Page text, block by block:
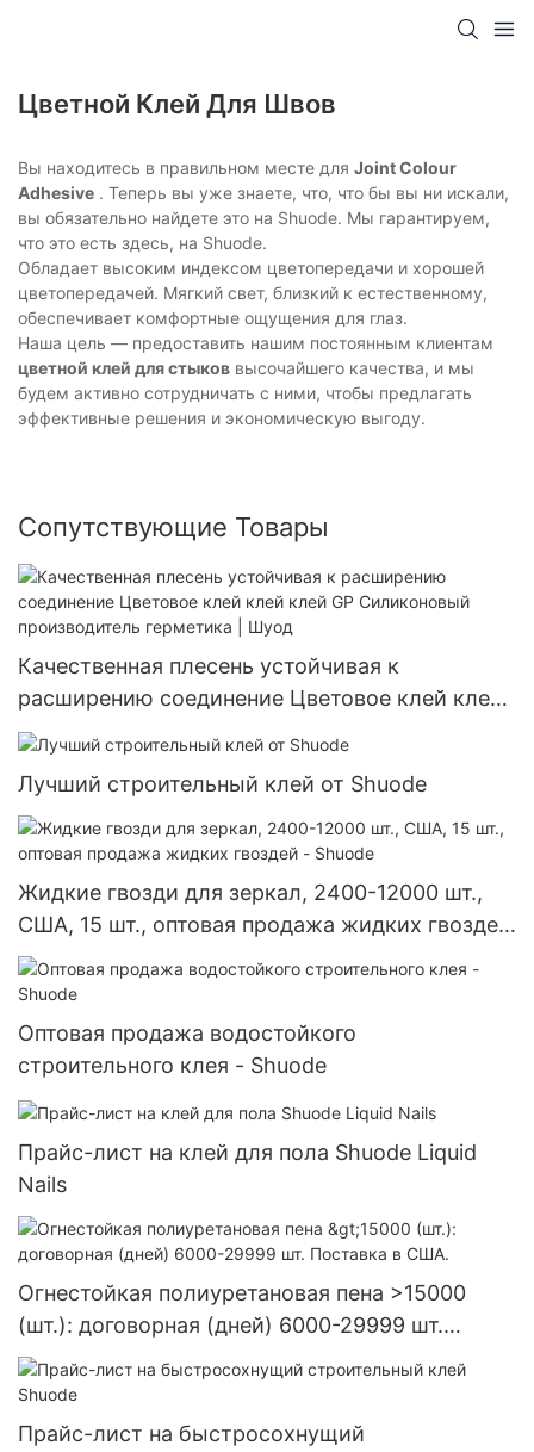
Цветной Клей Для Швов
Вы находитесь в правильном месте для Joint Colour
Adhesive . Теперь вы уже знаете, что, что бы вы ни искали,
вы обязательно найдете это на Shuode. Мы гарантируем,
что это есть здесь, на Shuode.
Обладает высоким индексом цветопередачи и хорошей
цветопередачей. Мягкий свет, близкий к естественному,
обеспечивает комфортные ощущения для глаз.
Наша цель — предоставить нашим постоянным клиентам
цветной клей для стыков высочайшего качества, и мы
будем активно сотрудничать с ними, чтобы предлагать
эффективные решения и экономическую выгоду.
Сопутствующие Товары
Качественная плесень устойчивая к
расширению соединение Цветовое клей клей
клей GP Силиконовый производитель
герметика | Шуод
Лучший строительный клей от Shuode
Жидкие гвозди для зеркал, 2400-12000 шт.,
США, 15 шт., оптовая продажа жидких гвоздей
- Shuode
Оптовая продажа водостойкого
строительного клея - Shuode
Прайс-лист на клей для пола Shuode Liquid
Nails
Огнестойкая полиуретановая пена >15000
(шт.): договорная (дней) 6000-29999 шт.
Поставка в США.
Прайс-лист на быстросохнущий